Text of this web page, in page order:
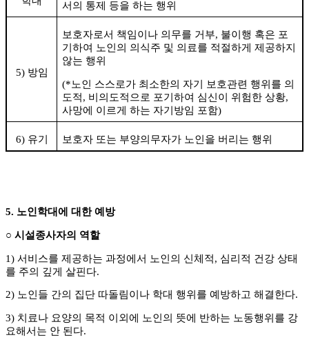
서의 통제 등을 하는 행위
5) 방임
보호자로서 책임이나 의무를 거부, 불이행 혹은 포
기하여 노인의 의식주 및 의료를 적절하게 제공하지
않는 행위
(*노인 스스로가 최소한의 자기 보호관련 행위를 의
도적, 비의도적으로 포기하여 심신이 위험한 상황,
사망에 이르게 하는 자기방임 포함)
6) 유기 보호자 또는 부양의무자가 노인을 버리는 행위
5. 노인학대에 대한 예방
○ 시설종사자의 역할
1) 서비스를 제공하는 과정에서 노인의 신체적, 심리적 건강 상태
를 주의 깊게 살핀다.
2) 노인들 간의 집단 따돌림이나 학대 행위를 예방하고 해결한다.
3) 치료나 요양의 목적 이외에 노인의 뜻에 반하는 노동행위를 강
요해서는 안 된다.